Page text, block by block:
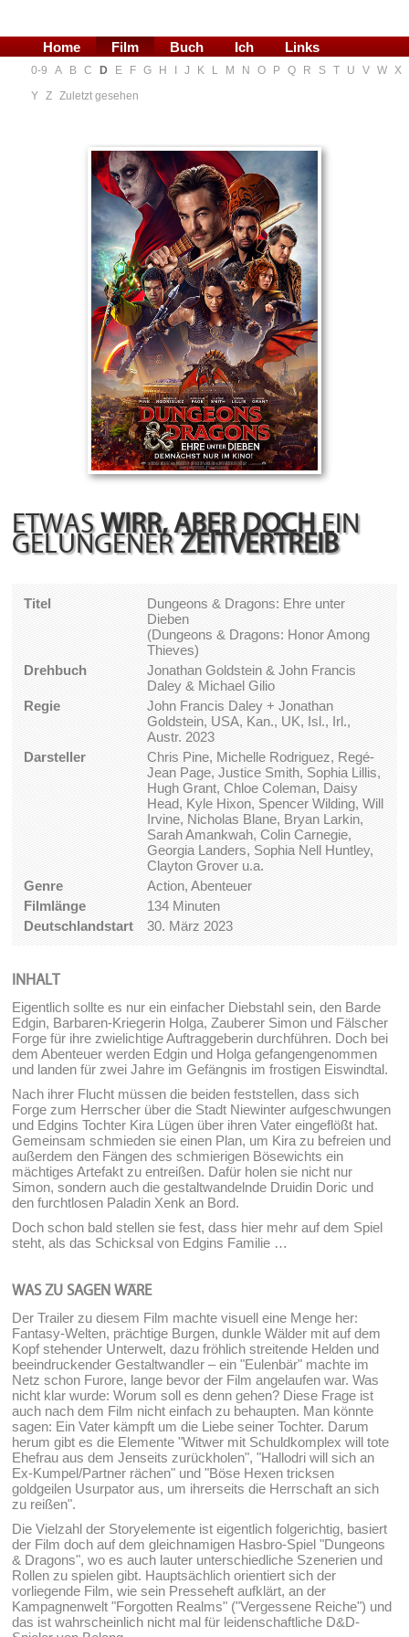
Home Film Buch Ich Links
0-9 A B C D E F G H J K L M N O P Q R S T U V W X
Y Z Zuletzt gesehen
ETWAS WIRR, ABER DOCHEIN
GELUNGENER ZEITVERTREIB
Titel
Dungeons & Dragons: Ehre unter
Dieben
(Dungeons & Dragons: Honor Among
Thieves)
Drehbuch
Jonathan Goldstein & John Francis
Daley & Michael Gilio
Regie
John Francis Daley + Jonathan
Goldstein, USA, Kan., UK, Isl., Irl.,
Austr. 2023
Darsteller
Chris Pine, Michelle Rodriguez, Regé-
Jean Page, Justice Smith, Sophia Lillis,
Hugh Grant, Chloe Coleman, Daisy
Head, Kyle Hixon, Spencer Wilding, Will
Irvine, Nicholas Blane, Bryan Larkin,
Sarah Amankwah, Colin Carnegie,
Georgia Landers, Sophia Nell Huntley,
Clayton Grover u.a.
Genre
Action, Abenteuer
Filmlänge
134 Minuten
Deutschlandstart
30. März 2023
INHALT
Eigentlich sollte es nur ein einfacher Diebstahl sein, den Barde
Edgin, Barbaren-Kriegerin Holga, Zauberer Simon und Fälscher
Forge für ihre zwielichtige Auftraggeberin durchführen. Doch bei
dem Abenteuer werden Edgin und Holga gefangengenommen
und landen für zwei Jahre im Gefängnis im frostigen Eiswindtal.
Nach ihrer Flucht müssen die beiden feststellen, dass sich
Forge zum Herrscher über die Stadt Niewinter aufgeschwungen
und Edgins Tochter Kira Lügen über ihren Vater eingeflößt hat.
Gemeinsam schmieden sie einen Plan, um Kira zu befreien und
außerdem den Fängen des schmierigen Bösewichts ein
mächtiges Artefakt zu entreißen. Dafür holen sie nicht nur
Simon, sondern auch die gestaltwandelnde Druidin Doric und
den furchtlosen Paladin Xenk an Bord.
Doch schon bald stellen sie fest, dass hier mehr auf dem Spiel
steht, als das Schicksal von Edgins Familie …
WAS ZU SAGEN WÄRE
Der Trailer zu diesem Film machte visuell eine Menge her:
Fantasy-Welten, prächtige Burgen, dunkle Wälder mit auf dem
Kopf stehender Unterwelt, dazu fröhlich streitende Helden und
beeindruckender Gestaltwandler – ein "Eulenbär" machte im
Netz schon Furore, lange bevor der Film angelaufen war. Was
nicht klar wurde: Worum soll es denn gehen? Diese Frage ist
auch nach dem Film nicht einfach zu behaupten. Man könnte
sagen: Ein Vater kämpft um die Liebe seiner Tochter. Darum
herum gibt es die Elemente "Witwer mit Schuldkomplex will tote
Ehefrau aus dem Jenseits zurückholen", "Hallodri will sich an
Ex-Kumpel/Partner rächen" und "Böse Hexen tricksen
goldgeilen Usurpator aus, um ihrerseits die Herrschaft an sich
zu reißen".
Die Vielzahl der Storyelemente ist eigentlich folgerichtig, basiert
der Film doch auf dem gleichnamigen Hasbro-Spiel "Dungeons
& Dragons", wo es auch lauter unterschiedliche Szenerien und
Rollen zu spielen gibt. Hauptsächlich orientiert sich der
vorliegende Film, wie sein Presseheft aufklärt, an der
Kampagnenwelt "Forgotten Realms" ("Vergessene Reiche") und
das ist wahrscheinlich nicht mal für leidenschaftliche D&D-